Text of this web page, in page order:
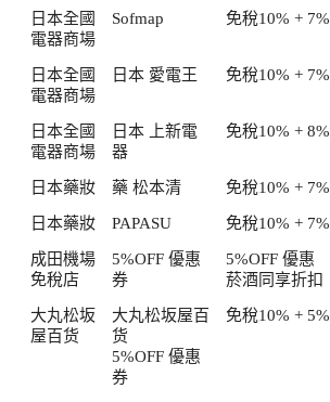
日本全國
電器商場
Sofmap 免稅10% + 7%
日本全國
電器商場
日本 愛電王 免稅10% + 7%
日本全國
電器商場
日本 上新電
器
免稅10% + 8%
日本藥妝 藥 松本清 免稅10% + 7%
日本藥妝 PAPASU 免稅10% + 7%
成田機場
免稅店
5%OFF 優惠
券
5%OFF 優惠
菸酒同享折扣
大丸松坂
屋百货
大丸松坂屋百
货
5%OFF 優惠
券
免稅10% + 5%